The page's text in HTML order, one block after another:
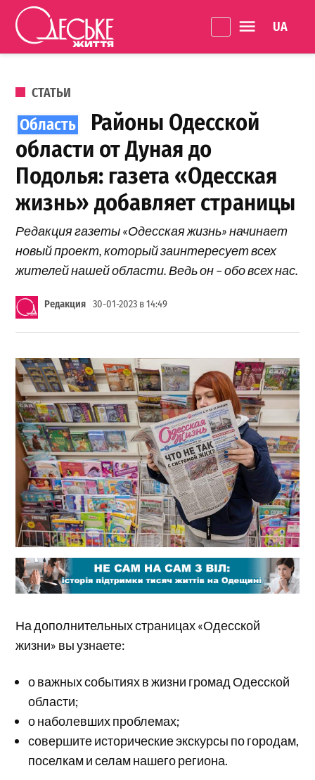
Перейти к содержанию
життя
ОПУБЛИКОВАНО В
СТАТЬИ
Районы Одесской
области от Дуная до
Подолья: газета «Одесская
жизнь» добавляет страницы
Редакция газеты «Одесская жизнь» начинает
новый проект, который заинтересует всех
жителей нашей области. Ведь он – обо всех нас.
Редакция 30-01-2023 в 14:49
На дополнительных страницах «Одесской
жизни» вы узнаете:
о важных событиях в жизни громад Одесской
области;
о наболевших проблемах;
совершите исторические экскурсы по городам,
поселкам и селам нашего региона.